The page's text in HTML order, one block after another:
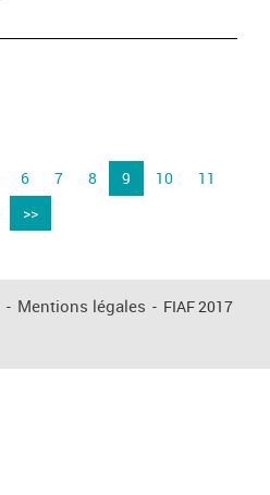
6 7 8 9 10
11
>>
- Mentions légales - FIAF 2017